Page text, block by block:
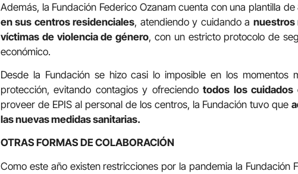
Además, la Fundación Federico Ozanam cuenta con una plantilla
en sus centros residenciales, atendiendo y cuidando a nuestros
víctimas de violencia de género, con un estricto protocolo de
económico.
Desde la Fundación se hizo casi lo imposible en los momentos
protección, evitando contagios y ofreciendotodos los cuidados
proveer de EPIS al personal de los centros, la Fundación tuvo que
las nuevas medidas sanitarias.
OTRAS FORMAS DE COLABORACIÓN
Como este año existen restricciones por la pandemia la Fundación